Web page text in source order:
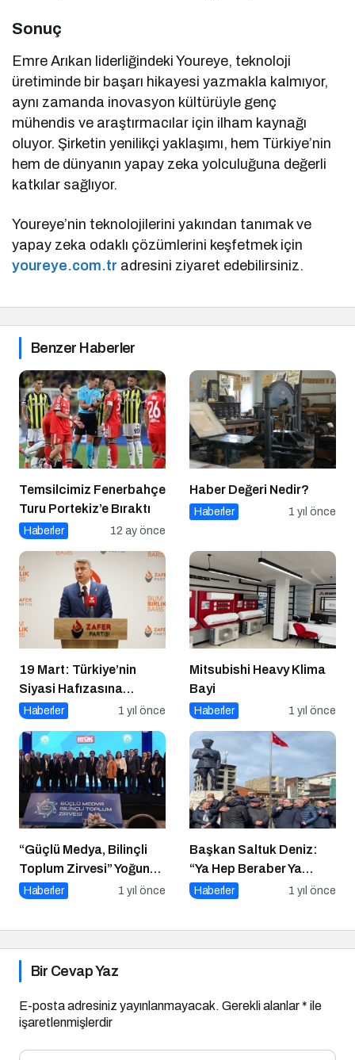
Sonuç
Emre Arıkan liderliğindeki Youreye, teknoloji
üretiminde bir başarı hikayesi yazmakla kalmıyor,
aynı zamanda inovasyon kültürüyle genç
mühendis ve araştırmacılar için ilham kaynağı
oluyor. Şirketin yenilikçi yaklaşımı, hem Türkiye’nin
hem de dünyanın yapay zeka yolculuğuna değerli
katkılar sağlıyor.
Youreye’nin teknolojilerini yakından tanımak ve
yapay zeka odaklı çözümlerini keşfetmek için
youreye.com.tr adresini ziyaret edebilirsiniz.
Benzer Haberler
Temsilcimiz Fenerbahçe
Turu Portekiz’e Bıraktı
Haberler 12 ay önce
Haber Değeri Nedir?
Haberler 1 yıl önce
19 Mart: Türkiye’nin
Siyasi Hafızasına
Kazınan Sivil Darbe
Haberler 1 yıl önce
Mitsubishi Heavy Klima
Bayi
Haberler 1 yıl önce
“Güçlü Medya, Bilinçli
Toplum Zirvesi” Yoğun
Katılımla Gerçekleşti
Haberler 1 yıl önce
Başkan Saltuk Deniz:
“Ya Hep Beraber Ya
Hiçbirimiz!”
Haberler 1 yıl önce
Bir Cevap Yaz
E-posta adresiniz yayınlanmayacak. Gerekli alanlar* ile
işaretlenmişlerdir